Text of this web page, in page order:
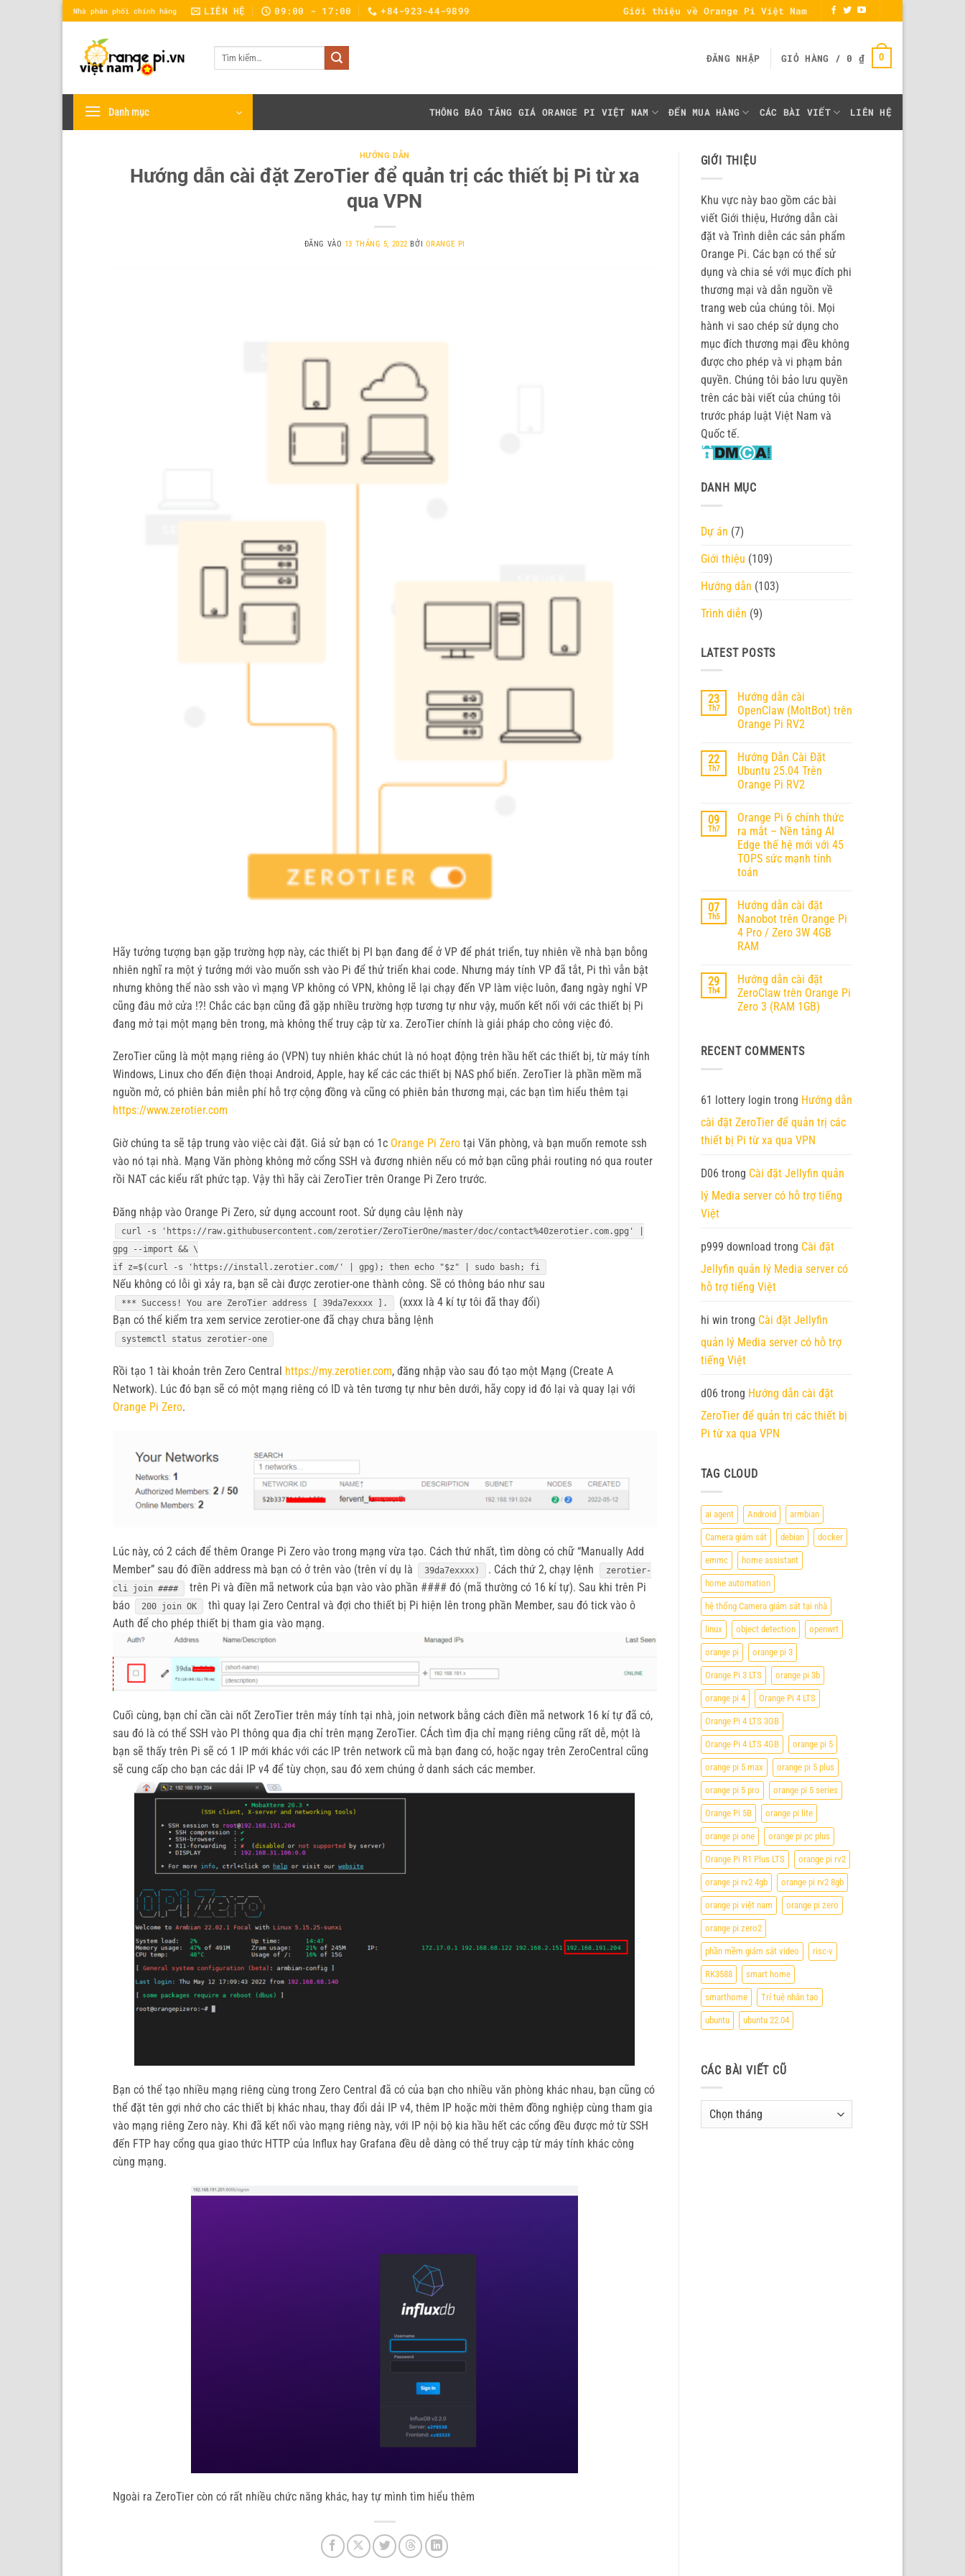
Bỏ
qua
dung
Nhà phân phối chính hãng LIÊN HỆ 09:00 - 17:00 +84-923-44-9899 Giới thiệu về Orange Pi Việt Nam
ĐĂNG NHẬP GIỎ HÀNG / 0 ₫ 0
Danh mục THÔNG BÁO TĂNG GIÁ ORANGE PI VIỆT NAM ĐẾN MUA HÀNG CÁC BÀI VIẾT LIÊN HỆ
HƯỚNG DẪN
Hướng dẫn cài đặt ZeroTier để quản trị các thiết bị Pi từ xa
qua VPN
ĐĂNG VÀO 13 THÁNG 5, 2022 BỞI ORANGE PI
Hãy tưởng tượng bạn gặp trường hợp này, các thiết bị PI bạn đang để ở VP để phát triển, tuy nhiên về nhà bạn bỗng
nhiên nghĩ ra một ý tưởng mới vào muốn ssh vào Pi để thử triển khai code. Nhưng máy tính VP đã tắt, Pi thì vẫn bật
nhưng không thể nào ssh vào vì mạng VP không có VPN, không lẽ lại chạy đến VP làm việc luôn, đang ngày nghỉ VP
cũng đâu mở cửa !?! Chắc các bạn cũng đã gặp nhiều trường hợp tương tự như vậy, muốn kết nối với các thiết bị Pi
đang mở tại một mạng bên trong, mà không thể truy cập từ xa. ZeroTier chính là giải pháp cho công việc đó.
ZeroTier cũng là một mạng riêng áo (VPN) tuy nhiên khác chút là nó hoạt động trên hầu hết các thiết bị, từ máy tính
Windows, Linux cho đến điện thoại Android, Apple, hay kể các các thiết bị NAS phổ biến. ZeroTier là phần mềm mã
nguồn mở, có phiên bản miễn phí hỗ trợ cộng đồng và cũng có phiên bản thương mại, các bạn tìm hiểu thêm tại
https://www.zerotier.com
Giờ chúng ta sẽ tập trung vào việc cài đặt. Giả sử bạn có 1c Orange Pi Zero tại Văn phòng, và bạn muốn remote ssh
vào nó tại nhà. Mạng Văn phòng không mở cổng SSH và đương nhiên nếu có mở bạn cũng phải routing nó qua router
rồi NAT các kiểu rất phức tạp. Vậy thì hãy cài ZeroTier trên Orange Pi Zero trước.
Đăng nhập vào Orange Pi Zero, sử dụng account root. Sử dụng câu lệnh này
curl -s 'https://raw.githubusercontent.com/zerotier/ZeroTierOne/master/doc/contact%40zerotier.com.gpg' |
gpg --import && \
if z=$(curl -s 'https://install.zerotier.com/' | gpg); then echo "$z" | sudo bash; fi
Nếu không có lỗi gì xảy ra, bạn sẽ cài được zerotier-one thành công. Sẽ có thông báo như sau
*** Success! You are ZeroTier address [ 39da7exxxx ].
(xxxx là 4 kí tự tôi đã thay đổi)
Bạn có thể kiểm tra xem service zerotier-one đã chạy chưa bằng lệnh
systemctl status zerotier-one
Rồi tạo 1 tài khoản trên Zero Central https://my.zerotier.com, đăng nhập vào sau đó tạo một Mạng (Create A
Network). Lúc đó bạn sẽ có một mạng riêng có ID và tên tương tự như bên dưới, hãy copy id đó lại và quay lại với
Orange Pi Zero.
Lúc này, có 2 cách để thêm Orange Pi Zero vào trong mạng vừa tạo. Cách thứ nhất, tìm dòng có chữ “Manually Add
Member” sau đó điền address mà bạn có ở trên vào (trên ví dụ là
39da7exxxx) . Cách thứ 2, chạy lệnh
zerotier-
cli join ####
trên Pi và điền mã network của bạn vào vào phần #### đó (mã thường có 16 kí tự). Sau khi trên Pi
báo
200 join OK
thì quay lại Zero Central và đợi cho thiết bị Pi hiện lên trong phần Member, sau đó tick vào ô
Auth để cho phép thiết bị tham gia vào mạng.
Cuối cùng, bạn chỉ cần cài nốt ZeroTier trên máy tính tại nhà, join network bằng cách điền mã network 16 kí tự đã có,
sau đó là có thể SSH vào PI thông qua địa chỉ trên mạng ZeroTier. CÁch tìm địa chỉ mạng riêng cũng rất dễ, một là
bạn sẽ thấy trên Pi sẽ có 1 IP mới khác với các IP trên network cũ mà bạn đang có, hoặc ngay trên ZeroCentral cũng
sẽ cung cấp cho bạn các dải IP v4 để tùy chọn, sau đó xem chúng ở danh sách các member.
Bạn có thể tạo nhiều mạng riêng cùng trong Zero Central đã có của bạn cho nhiều văn phòng khác nhau, bạn cũng có
thể đặt tên gợi nhớ cho các thiết bị khác nhau, thay đổi dải IP v4, thêm IP hoặc mời thêm đồng nghiệp cùng tham gia
vào mạng riêng Zero này. Khi đã kết nối vào mạng riêng này, với IP nội bộ kia hầu hết các cổng đều được mở từ SSH
đến FTP hay cổng qua giao thức HTTP của Influx hay Grafana đều dễ dàng có thể truy cập từ máy tính khác công
cùng mạng.
Ngoài ra ZeroTier còn có rất nhiều chức năng khác, hay tự mình tìm hiểu thêm
GIỚI THIỆU
Khu vực này bao gồm các bài
viết Giới thiệu, Hướng dẫn cài
đặt và Trình diễn các sản phẩm
Orange Pi. Các bạn có thể sử
dụng và chia sẻ với mục đích phi
thương mại và dẫn nguồn về
trang web của chúng tôi. Mọi
hành vi sao chép sử dụng cho
mục đích thương mại đều không
được cho phép và vi phạm bản
quyền. Chúng tôi bảo lưu quyền
trên các bài viết của chúng tôi
trước pháp luật Việt Nam và
Quốc tế.
DANH MỤC
Dự án (7)
Giới thiệu (109)
Hướng dẫn (103)
Trình diễn (9)
LATEST POSTS
23
Th7
Hướng dẫn cài
OpenClaw (MoltBot) trên
Orange Pi RV2
bình
luận
ở
Hướng
OpenClaw
(MoltBot)
trên
Orange
Pi
RV2
22
Th7
Hướng Dẫn Cài Đặt
Ubuntu 25.04 Trên
Orange Pi RV2
bình
luận
ở
Hướng
Dẫn
Cài
Đặt
Trên
Orange
Pi
RV2
09
Th7
Orange Pi 6 chính thức
ra mắt – Nền tảng AI
Edge thế hệ mới với 45
TOPS sức mạnh tính
toán
bình
luận
ở
Orange
Pi
6
ra
mắt
–
Nền
thế
hệ
sức
tính
07
Th5
Hướng dẫn cài đặt
Nanobot trên Orange Pi
4 Pro / Zero 3W 4GB
RAM
bình
luận
ở
Hướng
Nanobot
trên
/
3W
4GB
RAM
29
Th4
Hướng dẫn cài đặt
ZeroClaw trên Orange Pi
Zero 3 (RAM 1GB)
luận
đặt
ZeroClaw
Orange
Zero
1GB)
RECENT COMMENTS
61 lottery login trong Hướng dẫn
cài đặt ZeroTier để quản trị các
thiết bị Pi từ xa qua VPN
D06 trong Cài đặt Jellyfin quản
lý Media server có hỗ trợ tiếng
Việt
p999 download trong Cài đặt
Jellyfin quản lý Media server có
hỗ trợ tiếng Việt
hi win trong Cài đặt Jellyfin
quản lý Media server có hỗ trợ
tiếng Việt
d06 trong Hướng dẫn cài đặt
ZeroTier để quản trị các thiết bị
Pi từ xa qua VPN
TAG CLOUD
ai agent Android armbian
Camera giám sát debian docker
emmc home assistant
home automation
hệ thống Camera giám sát tại nhà
linux object detection openwrt
orange pi orange pi 3
Orange Pi 3 LTS orange pi 3b
orange pi 4 Orange Pi 4 LTS
Orange Pi 4 LTS 3GB
Orange Pi 4 LTS 4GB orange pi 5
orange pi 5 max orange pi 5 plus
orange pi 5 pro orange pi 5 series
Orange Pi 5B orange pi lite
orange pi one orange pi pc plus
Orange Pi R1 Plus LTS orange pi rv2
orange pi rv2 4gb orange pi rv2 8gb
orange pi việt nam orange pi zero
orange pi zero2
phần mềm giám sát video risc-v
RK3588 smart home
smarthome Trí tuệ nhân tạo
ubuntu ubuntu 22.04
CÁC BÀI VIẾT CŨ
Các